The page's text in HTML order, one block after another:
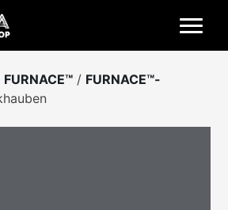
FURNACE™ / FURNACE™-